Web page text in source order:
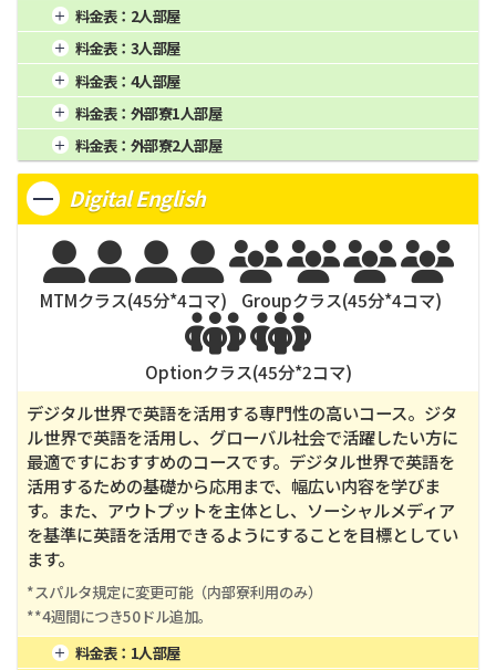
1週間
2週間
3週間
8週間
12週間
20週間
24週間
料金表： 2人部屋
1週間
396
2週間
644
3週間
842
8週間
3,780
12週間
5,670
20週間
9,450
24週間
11,340
料金表： 3人部屋
1週間
360
2週間
585
3週間
765
8週間
3,600
12週間
5,400
20週間
9,000
24週間
10,800
料金表： 4人部屋
1週間
340
2週間
553
3週間
723
4週間
8週間
3,500
12週間
5,400
20週間
8,750
24週間
10,500
料金表： 外部寮1人部屋
1週間
2週間
3週間
4週間
8週間
12週間
20週間
料金表： 外部寮2人部屋
1週間
2週間
3週間
4週間
8週間
12週間
16週間
24週間
Digital English

MTMクラス(45分*4コマ)

Groupクラス(45分*4コマ)

Optionクラス(45分*2コマ)
デジタル世界で英語を活用する専門性の高いコース。ジタ
ル世界で英語を活用し、グローバル社会で活躍したい方に
最適ですにおすすめのコースです。デジタル世界で英語を
活用するための基礎から応用まで、幅広い内容を学びま
す。また、アウトプットを主体とし、ソーシャルメディア
を基準に英語を活用できるようにすることを目標としてい
ます。
*スパルタ規定に変更可能（内部寮利用のみ）
**4週間につき50ドル追加。
料金表： 1人部屋